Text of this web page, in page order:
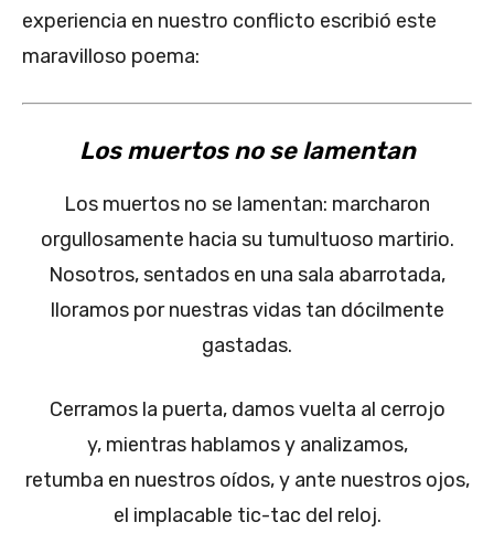
experiencia en nuestro conflicto escribió este
maravilloso poema:
Los muertos no se lamentan
Los muertos no se lamentan: marcharon
orgullosamente hacia su tumultuoso martirio.
Nosotros, sentados en una sala abarrotada,
lloramos por nuestras vidas tan dócilmente
gastadas.
Cerramos la puerta, damos vuelta al cerrojo
y, mientras hablamos y analizamos,
retumba en nuestros oídos, y ante nuestros ojos,
el implacable tic-tac del reloj.